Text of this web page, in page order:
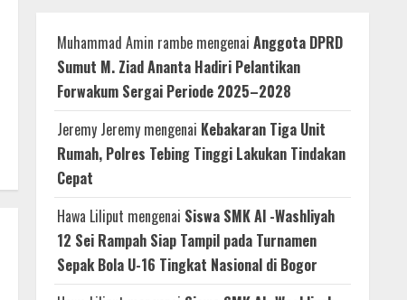
Muhammad Amin rambe mengenai Anggota DPRD
Sumut M. Ziad Ananta Hadiri Pelantikan
Forwakum Sergai Periode 2025–2028
Jeremy Jeremy mengenai Kebakaran Tiga Unit
Rumah, Polres Tebing Tinggi Lakukan Tindakan
Cepat
Hawa Liliput mengenai Siswa SMK Al -Washliyah
12 Sei Rampah Siap Tampil pada Turnamen
Sepak Bola U-16 Tingkat Nasional di Bogor